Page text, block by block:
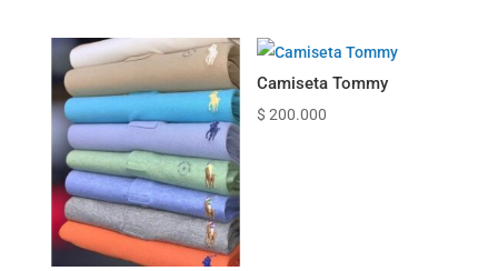
Camiseta Tommy
$ 200.000